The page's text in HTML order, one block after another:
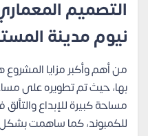
التصميم
نيوم مدينة
من أهم وأكبر مزايا
بها، حيث تم تطويره على
مساحة كبيرة للإبداع
للكمبوند، كما ساهمت